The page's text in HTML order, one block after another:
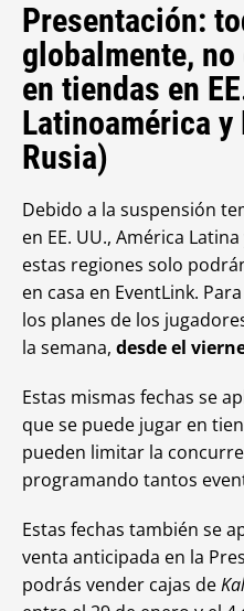
Presentación:
globalmente,
en tiendas en
Latinoamérica
Rusia)
Debido a la suspensión
en EE. UU., América
estas regiones solo
en casa en EventLink.
los planes de los
la semana, desde el
Estas mismas fechas se
que se puede jugar en
pueden limitar la
programando tantos
Estas fechas también se
venta anticipada en la
podrás vender cajas de